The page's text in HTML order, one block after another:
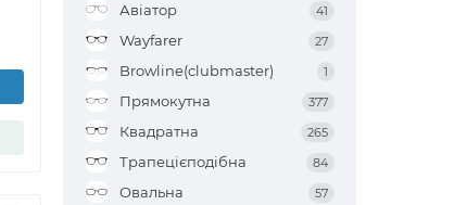
Авіатор 41
Wayfarer 27
Browline(clubmaster) 1
Прямокутна 377
Квадратна 265
Трапецієподібна 84
Овальна 57